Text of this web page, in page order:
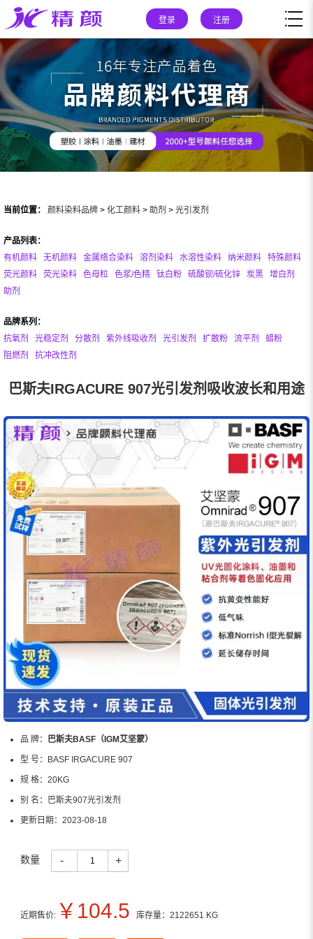
登录 注册
当前位置： 颜料染料品牌 > 化工颜料 > 助剂 > 光引发剂
产品列表：
有机颜料
无机颜料 金属络合染料 溶剂染料 水溶性染料 纳米颜料
特殊颜料
荧光颜料
荧光染料 色母粒 色浆/色精 钛白粉 硫酸钡/硫化锌 炭黑
增白剂
助剂
品牌系列：
抗氧剂
光稳定剂 分散剂 紫外线吸收剂 光引发剂 扩散粉 流平剂
蜡粉
阻燃剂
抗冲改性剂
巴斯夫IRGACURE 907光引发剂吸收波长和用途
品 牌： 巴斯夫BASF（IGM艾坚蒙）
型 号： BASF IRGACURE 907
规 格： 20KG
别 名： 巴斯夫907光引发剂
更新日期： 2023-08-18
数量 - +
近期售价: ￥ 104.5 库存量： 2122651 KG